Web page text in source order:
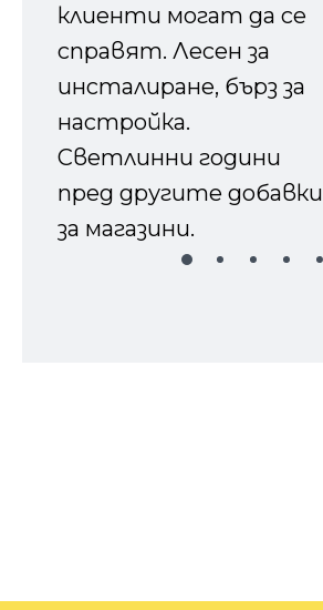
клиенти могат да се
справят. Лесен за
инсталиране, бърз за
настройка.
Светлинни години
пред другите добавки
за магазини.